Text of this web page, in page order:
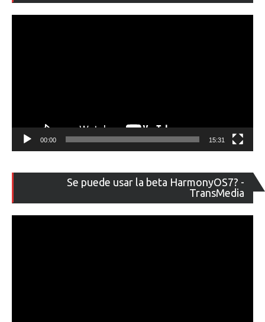
00:00 15:31
Se puede usar la beta HarmonyOS7? -
TransMedia
de